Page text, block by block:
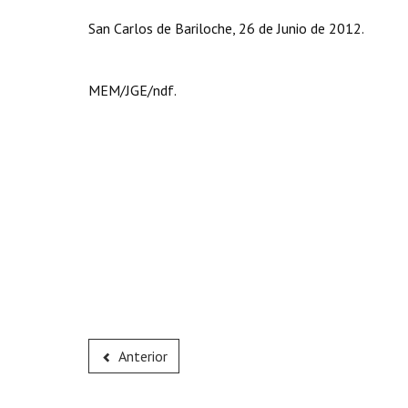
San Carlos de Bariloche, 26 de Junio de 2012.
MEM/JGE/ndf.
Anterior